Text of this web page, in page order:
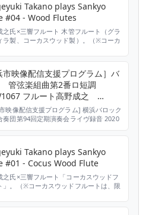
Takano plays Sankyo
#04 - Wood Flutes
之氏×三響フルート 木管フルート（グラ
ラ製、コーカスウッド製）。（※コーカ
三響フルート 木管フルート（グラナデ
、コーカスウッド製） 出演：高野成之
交響楽団フルート奏者）
市映像配信支援プログラム］バ
管弦楽組曲第2番ロ短調
フルート高野成之
No.2 h moll第94
バロック室内合奏団定期演奏
映像配信支援プログラム] 横浜バロック
奏団第94回定期演奏会ライヴ録音 2020
和子 水村浩司 小澤郁子 Va高山
間瀬利雄 Cb照井岳也 Cemb
子 Yokohama Bar...
Takano plays Sankyo
#01 - Cocus Wood Flute
之氏×三響フルート「コーカスウッドフ
」。（※コーカスウッドフルートは、限